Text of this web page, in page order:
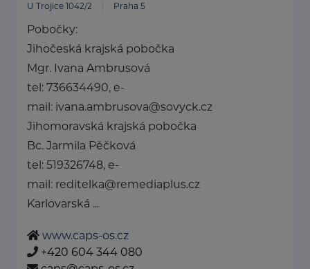
U Trojice 1042/2 Praha 5
Pobočky:
Jihočeská krajská pobočka
Mgr. Ivana Ambrusová
tel: 736634490, e-
mail: ivana.ambrusova@sovyck.cz
Jihomoravská krajská pobočka
Bc. Jarmila Pěčková
tel: 519326748, e-
mail: reditelka@remediaplus.cz
Karlovarská ...
www.caps-os.cz
+420 604 344 080